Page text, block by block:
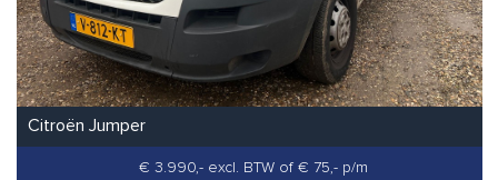
Citroën Jumper
€ 3.990,- excl. BTW of € 75,- p/m